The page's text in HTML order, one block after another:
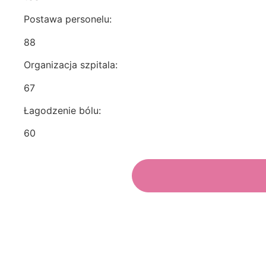
Postawa personelu:
88
Organizacja szpitala:
67
Łagodzenie bólu:
60